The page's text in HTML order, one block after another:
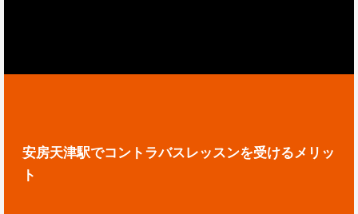
安房天津駅でコントラバスレッスンを受けるメリッ
ト